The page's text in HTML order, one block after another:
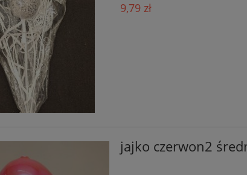
9,79 zł
jajko czerwon2